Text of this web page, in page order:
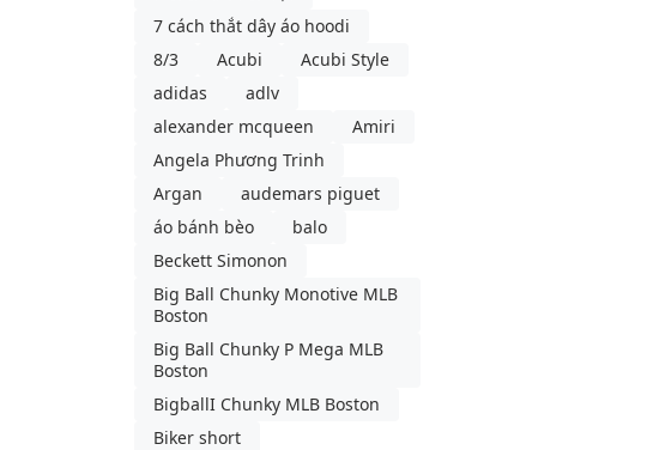
7 cách thắt dây áo hoodi
8/3
Acubi
Acubi Style
adidas
adlv
alexander mcqueen
Amiri
Angela Phương Trinh
Argan
audemars piguet
áo bánh bèo
balo
Beckett Simonon
Big Ball Chunky Monotive MLB
Boston
Big Ball Chunky P Mega MLB
Boston
BigballI Chunky MLB Boston
Biker short